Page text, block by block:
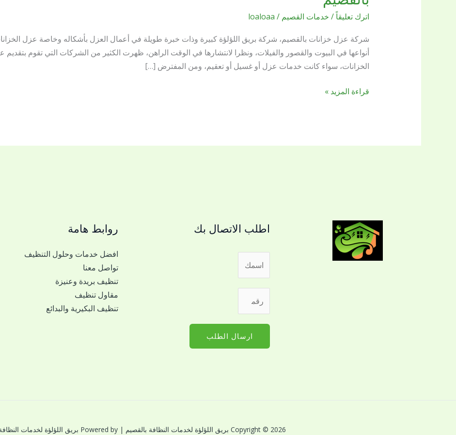
اترك تعليقاً/ خدمات القصيم /
loaloaa
شركة عزل خزانات بالقصيم، شركة بريق اللؤلؤة كبيرة وذات خبرة طويلة في أعمال العزل بأشكاله وخاصة عزل
أنواعها في البيوت والقصور والفيلات، ونظرا لانتشارها في الوقت الراهن، ظهرت الكثير من الشركات التي تقوم
الخزانات، سواء كانت خدمات عزل أو غسيل أو تعقيم، ومن المفترض […]
خزانات
بالقصيم
اللؤلؤة
الافضل
للعزل
الحراري
وعزل
قراءة المزيد »
اطلب الاتصال بك
ا
م
*م
ل
ل
ارسال الطلب
روابط هامة
افضل خدمات وحلول التنظيف
تواصل معنا
تنظيف بريدة وعنيزة
مقاول تنظيف
تنظيف البكيرية والبدائع
Copyright © 2026 بريق اللؤلؤة لخدمات النظافة بالقصيم | Powered by بريق اللؤلؤة لخدمات النظافة بالقصيم